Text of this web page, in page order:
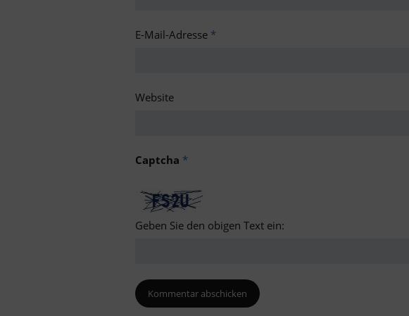
E-Mail-Adresse *
Website
Captcha *
Geben Sie den obigen Text ein: